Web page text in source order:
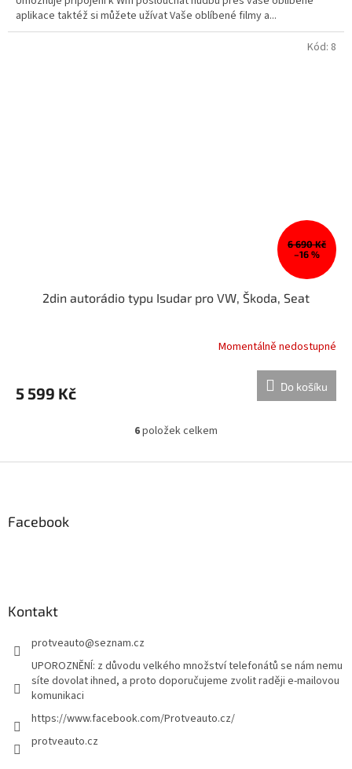
aplikace taktéž si můžete užívat Vaše oblíbené filmy a...
6 690 Kč
–16 %
2din autorádio typu Isudar pro VW, Škoda, Seat
Momentálně nedostupné
5 599 Kč Do košíku
Kód: 8
O
l
p
i
6položek celkem
Facebook
Kontakt
protveauto@seznam.cz
UPOROZNĚNÍ: z důvodu velkého množství telefonátů se nám nemu
síte dovolat ihned, a proto doporučujeme zvolit raději e-mailovou
komunikaci
https://www.facebook.com/Protveauto.cz/
protveauto.cz